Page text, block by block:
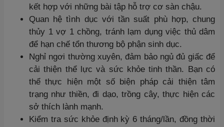
kết hợp với những bài tập hỗ trợ cơ sàn chậu.
Quan hệ tình dục với tần suất phù hợp, chung
thủy 1 vợ 1 chồng, tránh lạm dụng việc thủ dâm
để hạn chế tổn thương bộ phận sinh dục.
Nghỉ ngơi thường xuyên, đảm bảo ngủ đủ giấc để
cải thiện thể lực và sức khỏe tinh thần. Bạn có
thể thực hiện một số biện pháp cải thiện tâm
trạng như thiền, đi dạo, trồng cây, thực hiện các
sở thích lành mạnh.
Kiểm tra sức khỏe định kỳ 6 tháng/lần, đồng thời